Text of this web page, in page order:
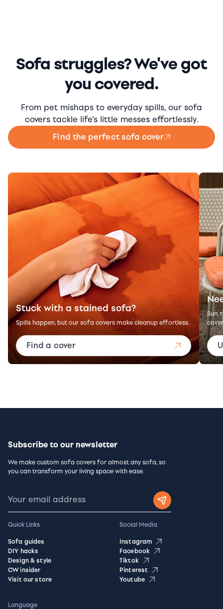
Sofa struggles? We've got
you covered.
From pet mishaps to everyday spills, our sofa
covers tackle life's little messes effortlessly.
Find the perfect sofa cover
Stuck with a stained sofa?
Spills happen, but our sofa covers make cleanup effortless.
Find a cover
Sun,
Subscribe to our newsletter
We make custom sofa covers for almost any sofa, so
you can transform your living space with ease.
Quick Links
Sofa guides
DIY hacks
Design & style
CW insider
Visit our store
Social Media
Instagram
Facebook
Tiktok
Pinterest
Youtube
Language